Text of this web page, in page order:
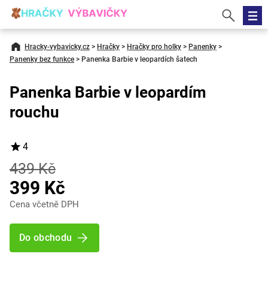
Hracky-vybavicky.cz > Hračky > Hračky pro holky > Panenky >
Panenky bez funkce > Panenka Barbie v leopardích šatech
Panenka Barbie v leopardím
rouchu
4
439 Kč
399 Kč
Cena včetně DPH
Do obchodu